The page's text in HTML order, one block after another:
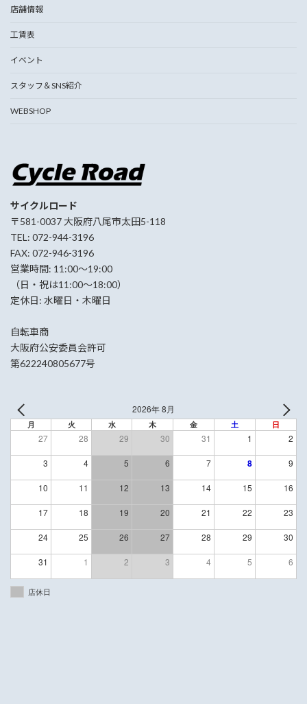
店舗情報
工賃表
イベント
スタッフ＆SNS紹介
WEBSHOP
サイクルロード
〒581-0037 大阪府八尾市太田5-118
TEL: 072-944-3196
FAX: 072-946-3196
営業時間: 11:00〜19:00
（日・祝は11:00〜18:00）
定休日: 水曜日・木曜日
自転車商
大阪府公安委員会許可
第622240805677号
2026年 8月
月 火 水 木 金 土 日
27 28 29 30 31 1 2
3 4 5 6 7 8 9
10 11 12 13 14 15 16
17 18 19 20 21 22 23
24 25 26 27 28 29 30
31 1 2 3 4 5 6
店休日